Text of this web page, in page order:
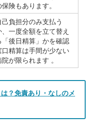
険もあります。
負担分のみ支払う
、一度全額を立て替え
後日精算」かを確認
口精算は手間が少ない
が限られます 。
？免責あり・なしのメ